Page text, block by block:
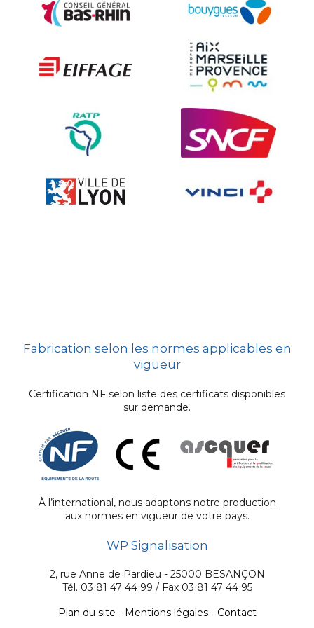
Les techniques de dissuasion
Ville fleurie, village fleuri
Signalisation embarquée
Fabrication selon les normes applicables en
vigueur
Certification NF selon liste des certificats disponibles
sur demande.
À l’international, nous adaptons notre production
aux normes en vigueur de votre pays.
WP Signalisation
2, rue Anne de Pardieu - 25000 BESANÇON
Tél. 03 81 47 44 99 / Fax 03 81 47 44 95
Plan du site - Mentions légales- Contact